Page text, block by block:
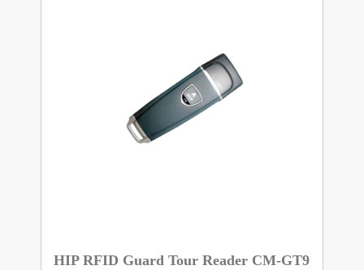
HIP RFID Guard Tour Reader CM-GT9